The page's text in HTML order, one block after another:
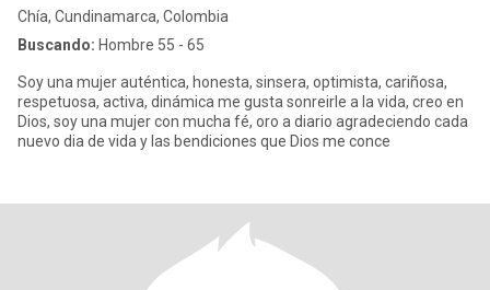
Chía, Cundinamarca, Colombia
Buscando: Hombre 55 - 65
Soy una mujer auténtica, honesta, sinsera, optimista, cariñosa,
respetuosa, activa, dinámica me gusta sonreirle a la vida, creo en
Dios, soy una mujer con mucha fé, oro a diario agradeciendo cada
nuevo dia de vida y las bendiciones que Dios me conce